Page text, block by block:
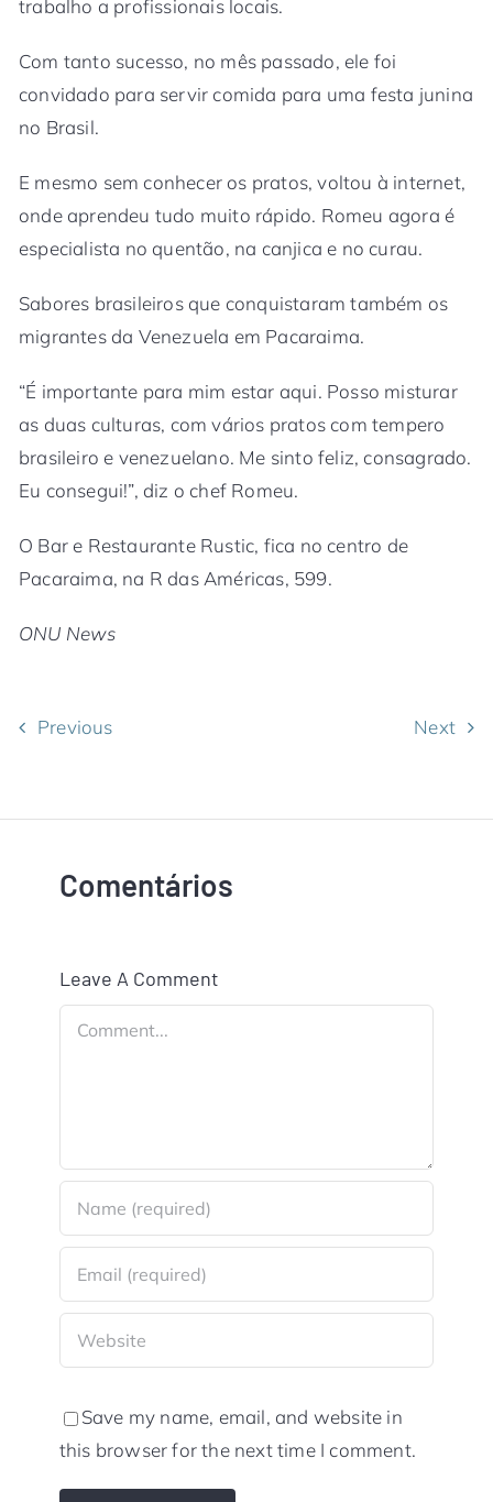
trabalho a profissionais locais.
Com tanto sucesso, no mês passado, ele foi
convidado para servir comida para uma festa junina
no Brasil.
E mesmo sem conhecer os pratos, voltou à internet,
onde aprendeu tudo muito rápido. Romeu agora é
especialista no quentão, na canjica e no curau.
Sabores brasileiros que conquistaram também os
migrantes da Venezuela em Pacaraima.
“É importante para mim estar aqui. Posso misturar
as duas culturas, com vários pratos com tempero
brasileiro e venezuelano. Me sinto feliz, consagrado.
Eu consegui!”, diz o chef Romeu.
O Bar e Restaurante Rustic, fica no centro de
Pacaraima, na R das Américas, 599.
ONU News
Previous Next
Comentários
Leave A Comment
Comment
Save my name, email, and website in
this browser for the next time I comment.